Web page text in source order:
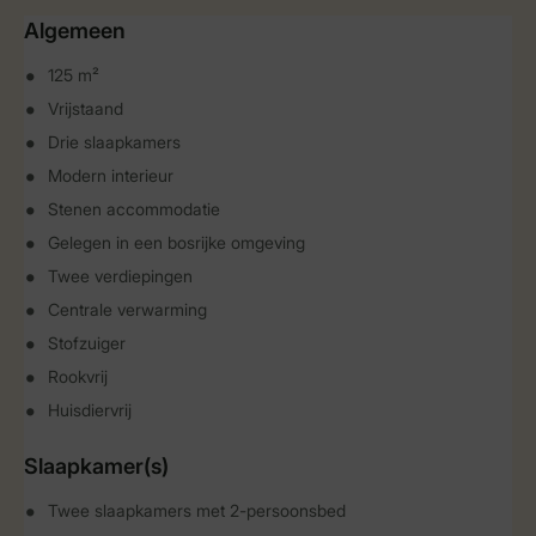
Algemeen
125 m²
Vrijstaand
Drie slaapkamers
Modern interieur
Stenen accommodatie
Gelegen in een bosrijke omgeving
Twee verdiepingen
Centrale verwarming
Stofzuiger
Rookvrij
Huisdiervrij
Slaapkamer(s)
Twee slaapkamers met 2-persoonsbed